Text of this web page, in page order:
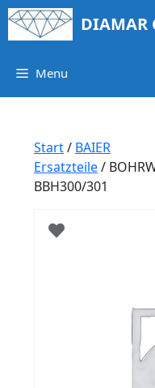
Springe
zum
DIAMAR
Menu
Start/ BAIER
Ersatzteile/
BBH300/301